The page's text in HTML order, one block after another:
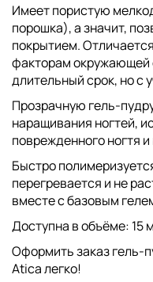
Имеет пористую
порошка), а значит,
покрытием.
факторам окружающей
длительный срок, но с
Прозрачную гель-
наращивания ногтей,
поврежденного ногтя
Быстро
перегревается и не
вместе с базовым
Доступна в объёме: 15
Оформить заказ гель-
Atica легко!